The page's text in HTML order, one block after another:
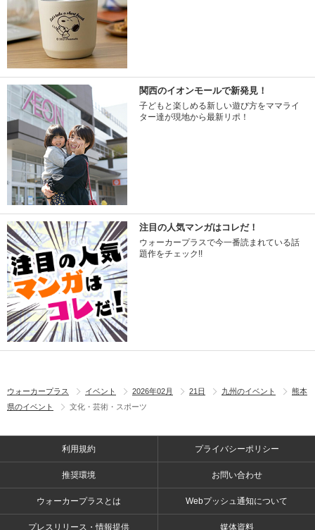
関西のイオンモールで新発見！
子どもと楽しめる新しい遊び方をママライ
ター達が現地から最新リポ！
注目の人気マンガはコレだ！
ウォーカープラスで今一番読まれている話
題作をチェック!!
ウォーカープラス イベント 2026年02月 21日 九州のイベント
熊本
県のイベント
文化・芸術・スポーツ
利用規約 プライバシーポリシー
推奨環境 お問い合わせ
ウォーカープラスとは Webプッシュ通知について
プレスリリース・情報提供 媒体資料